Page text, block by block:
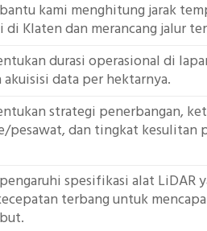
kami menghitung jarak
di Klaten dan merancang jalur
durasi operasional di
akuisisi data per hektarnya.
strategi penerbangan,
pesawat, dan tingkat kesulitan
spesifikasi alat LiDAR
terbang untuk